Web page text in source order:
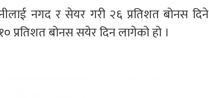
नगद र सेयर गरी २६ प्रतिशत बोनस दिने
बोनस सयेर दिन लागेको हो ।